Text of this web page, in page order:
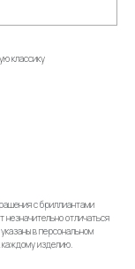
классику
с бриллиантами
незначительно отличаться
в персональном
каждому изделию.